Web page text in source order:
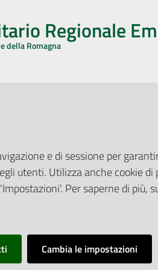
Regionale
della Romagna
Ufficio Relazioni con il Pubblico
Riferimenti per la Stampa
e di sessione per
utenti. Utilizza anche cookie
Per saperne di
Cambia le impostazioni